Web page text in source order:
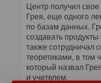
Центр получил
Грея, еще одного
по базам данных.
создавать
также сотрудничал
теоретиками, в том
который назвал
и учителем.